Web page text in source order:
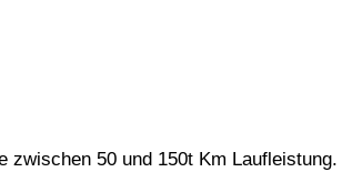
zwischen 50 und 150t Km Laufleistung.